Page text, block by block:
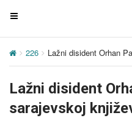
T
g
e
n
226 Lažni disident Orhan
Lažni disident
sarajevskoj